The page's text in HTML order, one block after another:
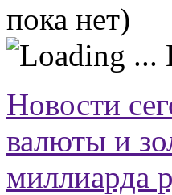
пока нет)
Новости
валюты и
миллиарда